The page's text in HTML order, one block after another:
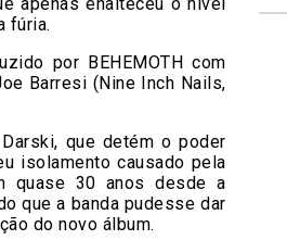
fúria.
por BEHEMOTH com
Barresi (Nine Inch Nails,
que detém o poder
isolamento causado pela
quase 30 anos desde a
que a banda pudesse dar
do novo álbum.